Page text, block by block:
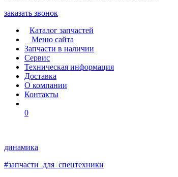
заказать звонок
Каталог запчастей
Меню сайта
Запчасти в наличии
Сервис
Техническая информация
Доставка
О компании
Контакты
0
динамика
#запчасти_для_спецтехники